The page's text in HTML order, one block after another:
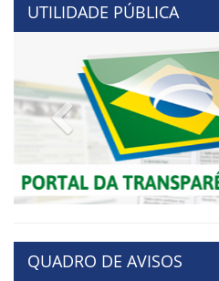
UTILIDADE PÚBLICA
Previous
QUADRO DE AVISOS